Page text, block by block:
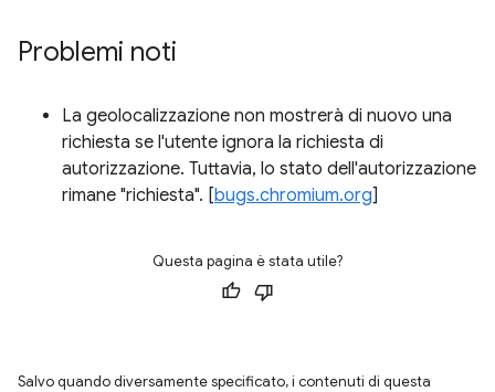
Problemi noti
La geolocalizzazione non mostrerà di nuovo una
richiesta se l'utente ignora la richiesta di
autorizzazione. Tuttavia, lo stato dell'autorizzazione
rimane "richiesta". [bugs.chromium.org]
Questa pagina è stata utile?
Salvo quando diversamente specificato, i contenuti di questa